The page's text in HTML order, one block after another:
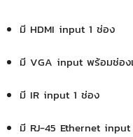
มี HDMI input 1 ช่อง
มี VGA input พร้อมช่อ
มี IR input 1 ช่อง
มี RJ-45 Ethernet input